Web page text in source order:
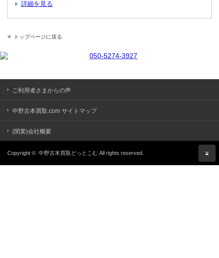
詳細を見る
トップページに戻る
ご利用者さまからの声
中野古本買取.com サイトマップ
(閉業)会社概要
Copyright © 中野古本買取どっとこむ All rights reserved.